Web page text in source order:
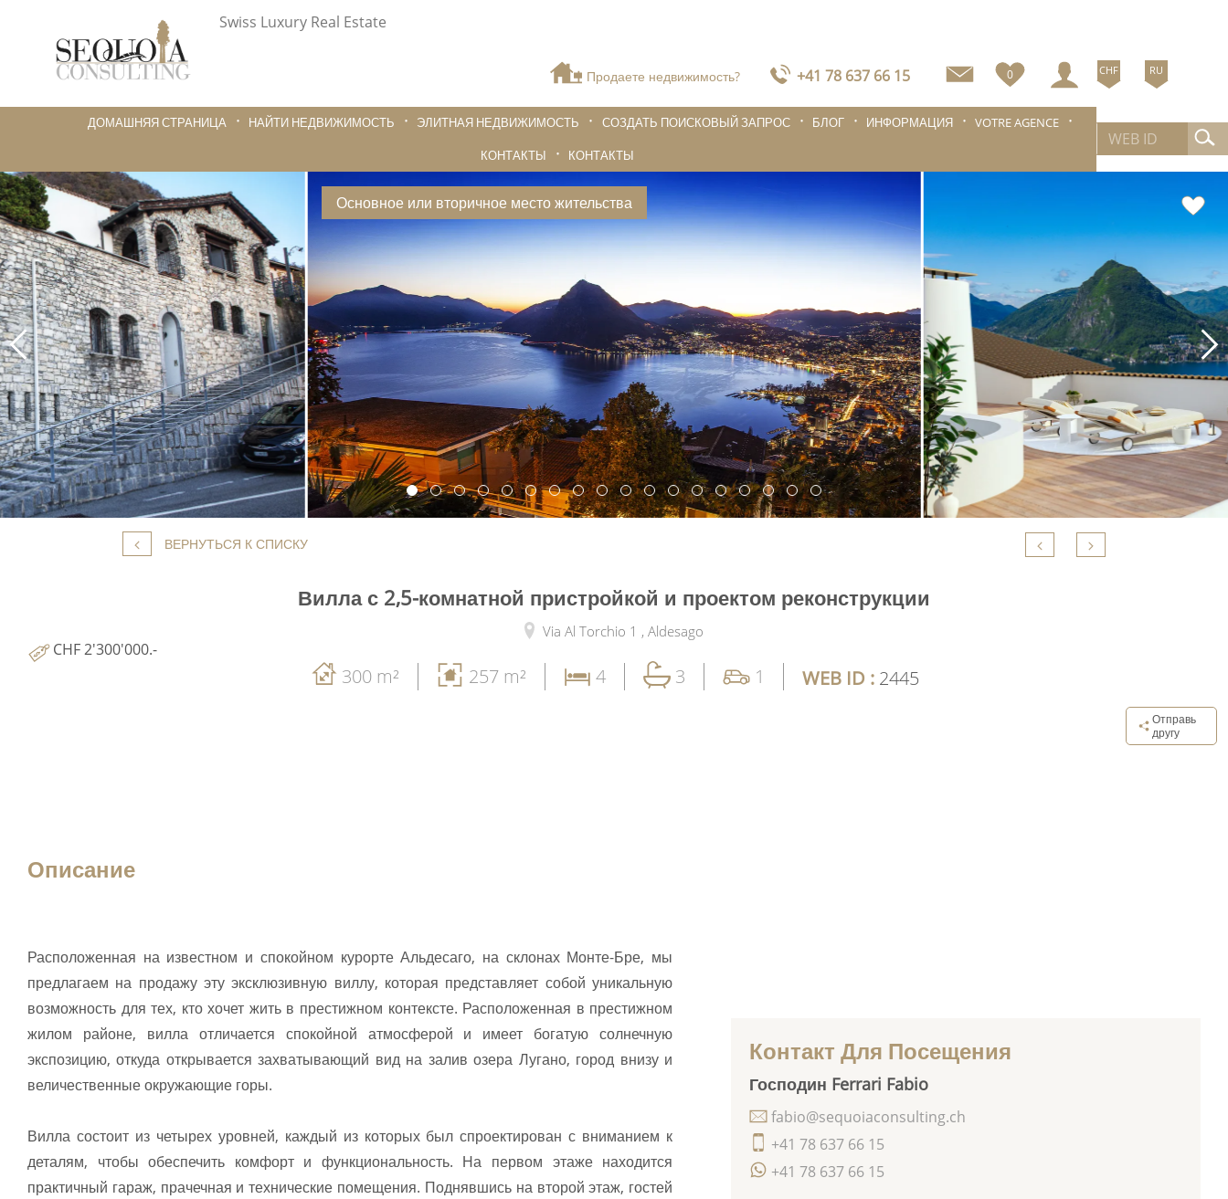
Swiss Luxury Real Estate
Продаете недвижимость? +41 78 637 66 15 0 CHF RU
ДОМАШНЯЯ СТРАНИЦА НАЙТИ НЕДВИЖИМОСТЬ ЭЛИТНАЯ НЕДВИЖИМОСТЬ СОЗДАТЬ ПОИСКОВЫЙ ЗАПРОС БЛОГ ИНФОРМАЦИЯ
VOTRE AGENCE
КОНТАКТЫ
КОНТАКТЫ
Основное или вторичное место жительства
ВЕРНУТЬСЯ К СПИСКУ
Вилла с 2,5-комнатной пристройкой и проектом реконструкции
Via Al Torchio 1 , Aldesago
CHF 2'300'000.-
300 m² 257 m² 4 3 1 WEB ID : 2445
Отправь
другу
Описание
Расположенная на известном и спокойном курорте Альдесаго, на склонах Монте-Бре, мы
предлагаем на продажу эту эксклюзивную виллу, которая представляет собой уникальную
возможность для тех, кто хочет жить в престижном контексте. Расположенная в престижном
жилом районе, вилла отличается спокойной атмосферой и имеет богатую солнечную
экспозицию, откуда открывается захватывающий вид на залив озера Лугано, город внизу и
величественные окружающие горы.
Вилла состоит из четырех уровней, каждый из которых был спроектирован с вниманием к
деталям, чтобы обеспечить комфорт и функциональность. На первом этаже находится
практичный гараж, прачечная и технические помещения. Поднявшись на второй этаж, гостей
Контакт Для Посещения
Господин Ferrari Fabio
+41 78 637 66 15
+41 78 637 66 15
fabio@sequoiaconsulting.ch